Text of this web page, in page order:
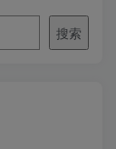
搜索